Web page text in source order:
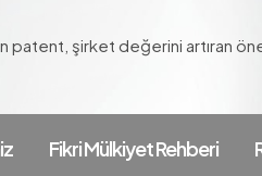
şirket değerini artıran
Fikri Mülkiyet Rehberi